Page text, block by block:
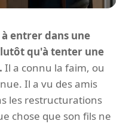
entrer dans une
qu'à tenter une
Il a connu la faim, ou
Il a vu des amis
les restructurations
chose que son fils ne